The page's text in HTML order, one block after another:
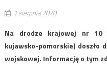
1 sierpnia 2020
Na drodze krajowej nr 10
kujawsko-pomorskie) doszło
wojskowej. Informację o tym